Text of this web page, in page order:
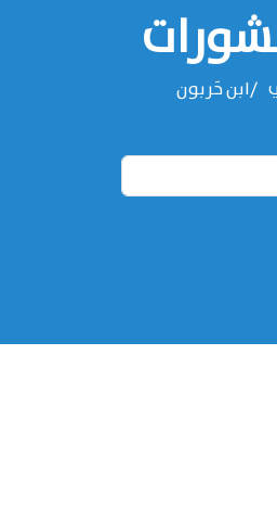
‌‌ابن حَربون